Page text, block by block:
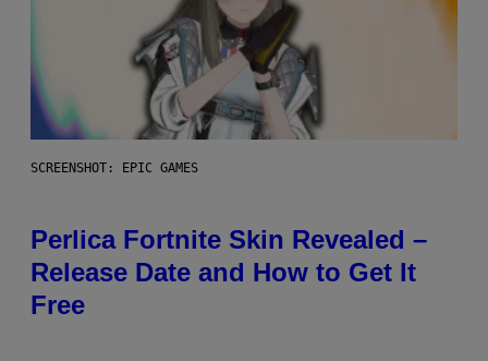
SCREENSHOT: EPIC GAMES
Perlica Fortnite Skin Revealed –
Release Date and How to Get It
Free